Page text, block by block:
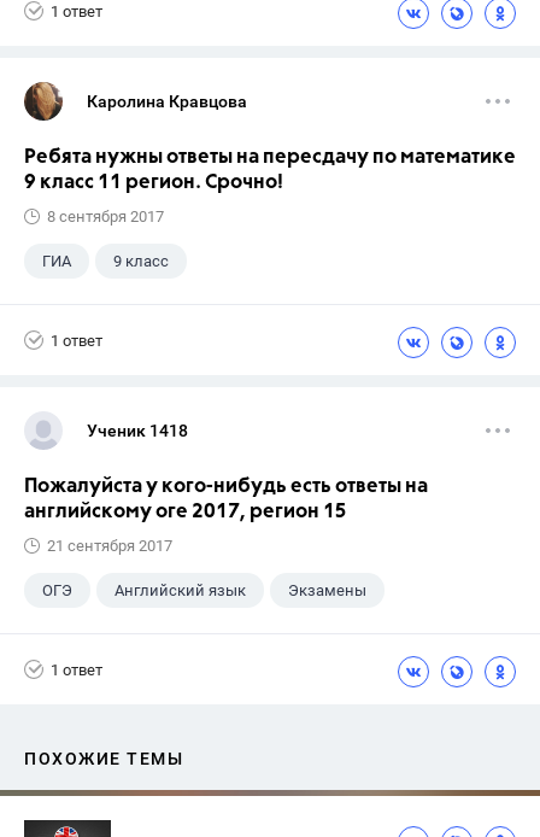
1 ответ
Каролина Кравцова
Ребята нужны ответы на пересдачу по математике
9 класс 11 регион. Срочно!
8 сентября 2017
ГИА 9 класс
1 ответ
Ученик 1418
Пожалуйста у кого-нибудь есть ответы на
английскому оге 2017, регион 15
21 сентября 2017
ОГЭ Английский язык Экзамены
1 ответ
ПОХОЖИЕ ТЕМЫ